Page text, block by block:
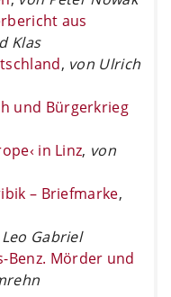
aus
Klas
, von Ulrich
und Bürgerkrieg
in Linz, von
– Briefmarke,
Gabriel
Benz. Mörder und